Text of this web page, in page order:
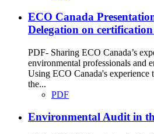
ECO Canada
Delegation on
PDF- Sharing ECO Canada’s
environmental professionals and
Using ECO Canada's experience
the...
PDF
Environmental Audit in